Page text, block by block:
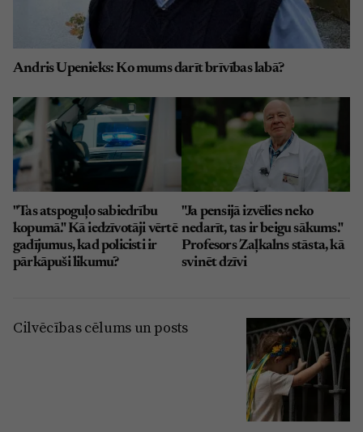
Andris Upenieks: Ko mums darīt brīvības labā?
"Tas atspoguļo sabiedrību
kopumā." Kā iedzīvotāji vērtē
gadījumus, kad policisti ir
pārkāpuši likumu?
"Ja pensijā izvēlies neko
nedarīt, tas ir beigu sākums."
Profesors Zaļkalns stāsta, kā
svinēt dzīvi
Cilvēcības cēlums un posts